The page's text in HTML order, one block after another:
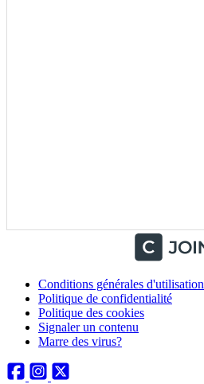
Conditions générales d'utilisation
Politique de confidentialité
Politique des cookies
Signaler un contenu
Marre des virus?